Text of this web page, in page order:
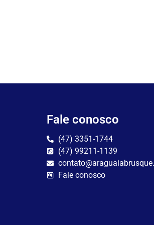
Fale conosco
(47) 3351-1744
(47) 99211-1139
Fale conosco